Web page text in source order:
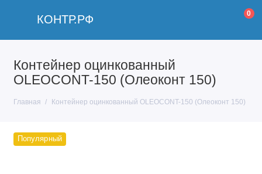
КОНТР.РФ 0
Контейнер оцинкованный
OLEOCONT-150 (Олеоконт 150)
Главная Контейнер оцинкованный OLEOCONT-150 (Олеоконт 150)
Популярный